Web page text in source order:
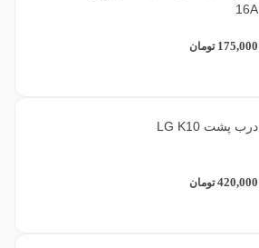
16A
175,000 تومان
درب پشت LG K10
420,000 تومان